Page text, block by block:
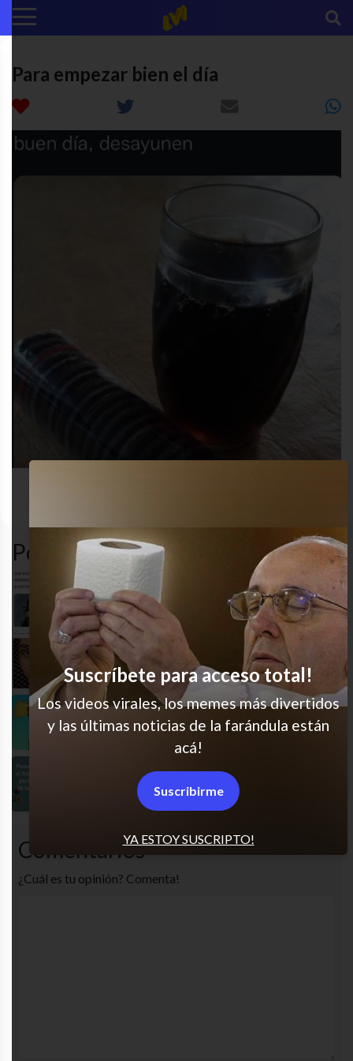
Para empezar bien el día
Popular en LVI
Re soy
JAJAJA es muy real
Muy buen punto
Todos tenemos un frío
Comentarios
¿Cuál es tu opinión? Comenta!
YA ESTOY SUSCRIPTO!
Suscríbete para acceso total!
Los videos virales, los memes más divertidos
y las últimas noticias de la farándula están
acá!
Suscribirme